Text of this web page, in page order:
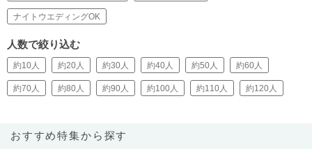
ナイトウエディングOK
人数で絞り込む
約10人 約20人 約30人 約40人 約50人 約60人
約70人 約80人 約90人 約100人 約110人 約120人
おすすめ特集から探す